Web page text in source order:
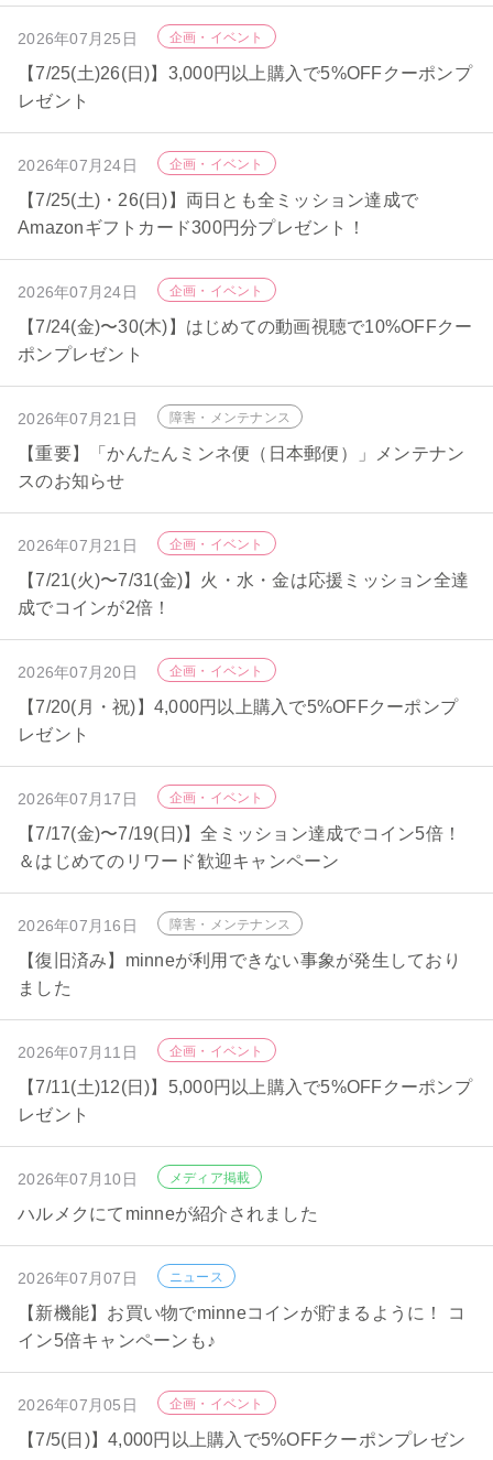
2026年07月25日 企画・イベント
【7/25(土)26(日)】3,000円以上購入で5%OFFクーポンプ
レゼント
2026年07月24日 企画・イベント
【7/25(土)・26(日)】両日とも全ミッション達成で
Amazonギフトカード300円分プレゼント！
2026年07月24日 企画・イベント
【7/24(金)〜30(木)】はじめての動画視聴で10%OFFクー
ポンプレゼント
2026年07月21日 障害・メンテナンス
【重要】「かんたんミンネ便（日本郵便）」メンテナン
スのお知らせ
2026年07月21日 企画・イベント
【7/21(火)〜7/31(金)】火・水・金は応援ミッション全達
成でコインが2倍！
2026年07月20日 企画・イベント
【7/20(月・祝)】4,000円以上購入で5%OFFクーポンプ
レゼント
2026年07月17日 企画・イベント
【7/17(金)〜7/19(日)】全ミッション達成でコイン5倍！
＆はじめてのリワード歓迎キャンペーン
2026年07月16日 障害・メンテナンス
【復旧済み】minneが利用できない事象が発生しており
ました
2026年07月11日 企画・イベント
【7/11(土)12(日)】5,000円以上購入で5%OFFクーポンプ
レゼント
2026年07月10日 メディア掲載
ハルメクにてminneが紹介されました
2026年07月07日 ニュース
【新機能】お買い物でminneコインが貯まるように！ コ
イン5倍キャンペーンも♪
2026年07月05日 企画・イベント
【7/5(日)】4,000円以上購入で5%OFFクーポンプレゼン